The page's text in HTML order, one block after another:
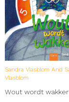
Met haar gevoel
slaagt
toegankelijke
weg’ is leuk om
Sandra Vlasblom And
Vlasblom
Wout wordt wakker